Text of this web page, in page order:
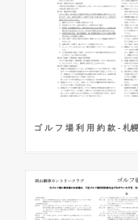
ゴ ル フ 場 利 用 約 款 - 札